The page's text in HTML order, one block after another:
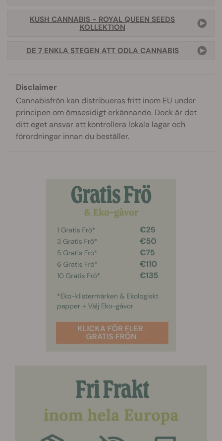
KUSH CANNABIS - ROYAL QUEEN SEEDS
KOLLEKTION
DE 7 ENKLA STEGEN ATT ODLA CANNABIS
Disclaimer
Cannabisfrön kan distribueras fritt inom EU under
principen om ömsesidigt erkännande. Dock är det
ditt eget ansvar att kontrollera lokala lagar och
förordningar innan du beställer.